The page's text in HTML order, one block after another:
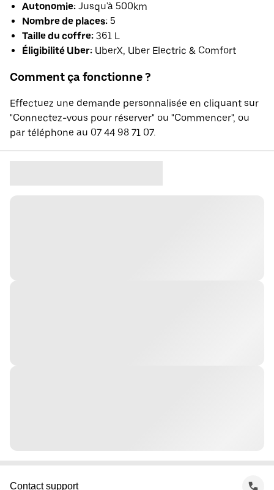
Autonomie: Jusqu'à 500km
Nombre de places: 5
Taille du coffre: 361 L
Éligibilité Uber: UberX, Uber Electric & Comfort
Comment ça fonctionne ?
Effectuez une demande personnalisée en cliquant sur
"Connectez-vous pour réserver" ou "Commencer", ou
par téléphone au 07 44 98 71 07.
Contact support